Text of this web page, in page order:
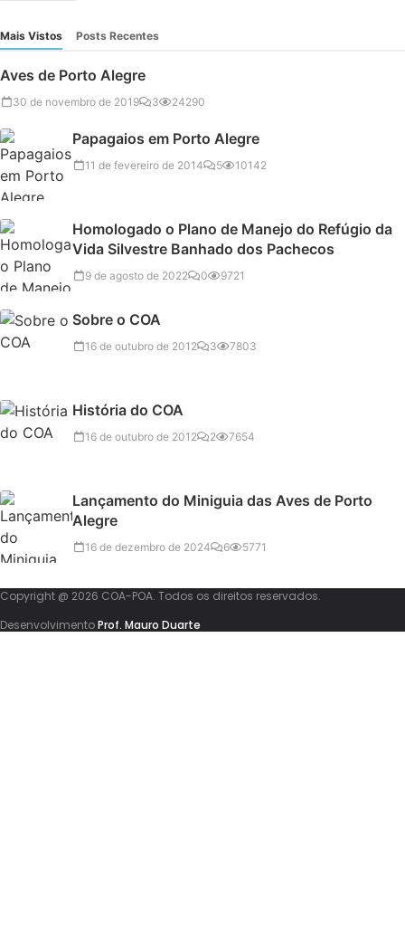
Mais Vistos Posts Recentes
Aves de Porto Alegre
30 de novembro de 2019 3 24290
Papagaios em Porto Alegre
11 de fevereiro de 2014 5 10142
Homologado o Plano de Manejo do Refúgio da
Vida Silvestre Banhado dos Pachecos
9 de agosto de 2022 0 9721
Sobre o COA
16 de outubro de 2012 3 7803
História do COA
16 de outubro de 2012 2 7654
Lançamento do Miniguia das Aves de Porto
Alegre
16 de dezembro de 2024 6 5771
Copyright @ 2026 COA-POA. Todos os direitos reservados.
DesenvolvimentoProf. Mauro Duarte